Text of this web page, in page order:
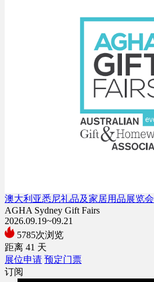
澳大利亚悉尼礼品及家居用品展览会
AGHA Sydney Gift Fairs
2026.09.19~09.21
5785次浏览
距离 41 天
展位申请 预定门票
订阅